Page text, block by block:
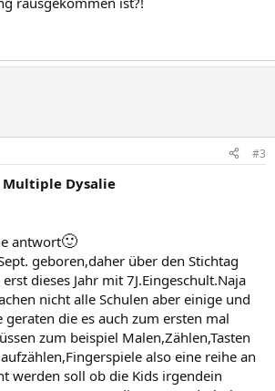
#3
Multiple Dysalie
antwort🙂
geboren,daher über den Stichtag
dieses Jahr mit 7J.Eingeschult.Naja
nicht alle Schulen aber einige und
die es auch zum ersten mal
zum beispiel Malen,Zählen,Tasten
also eine reihe an
werden soll ob die Kids irgendein